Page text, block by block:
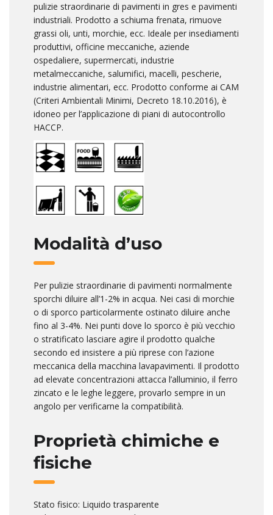
pulizie straordinarie di pavimenti in gres e pavimenti
industriali. Prodotto a schiuma frenata, rimuove
grassi oli, unti, morchie, ecc. Ideale per insediamenti
produttivi, officine meccaniche, aziende
ospedaliere, supermercati, industrie
metalmeccaniche, salumifici, macelli, pescherie,
industrie alimentari, ecc. Prodotto conforme ai CAM
(Criteri Ambientali Minimi, Decreto 18.10.2016), è
idoneo per l’applicazione di piani di autocontrollo
HACCP.
Modalità d’uso
Per pulizie straordinarie di pavimenti normalmente
sporchi diluire all’1-2% in acqua. Nei casi di morchie
o di sporco particolarmente ostinato diluire anche
fino al 3-4%. Nei punti dove lo sporco è più vecchio
o stratificato lasciare agire il prodotto qualche
secondo ed insistere a più riprese con l’azione
meccanica della macchina lavapavimenti. Il prodotto
ad elevate concentrazioni attacca l’alluminio, il ferro
zincato e le leghe leggere, provarlo sempre in un
angolo per verificarne la compatibilità.
Proprietà chimiche e
fisiche
Stato fisico: Liquido trasparente